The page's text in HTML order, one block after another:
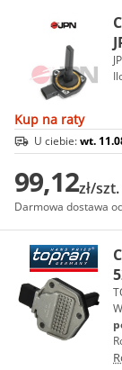
Kup na raty
U ciebie:wt.
99,12zł/szt.
Darmowa dostawa